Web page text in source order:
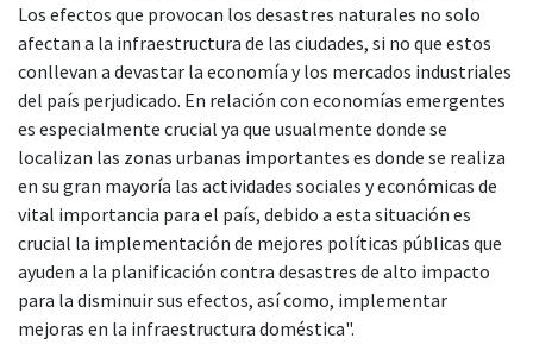
Los efectos que provocan los desastres naturales no solo
afectan a la infraestructura de las ciudades, si no que estos
conllevan a devastar la economía y los mercados industriales
del país perjudicado. En relación con economías emergentes
es especialmente crucial ya que usualmente donde se
localizan las zonas urbanas importantes es donde se realiza
en su gran mayoría las actividades sociales y económicas de
vital importancia para el país, debido a esta situación es
crucial la implementación de mejores políticas públicas que
ayuden a la planificación contra desastres de alto impacto
para la disminuir sus efectos, así como, implementar
mejoras en la infraestructura doméstica".